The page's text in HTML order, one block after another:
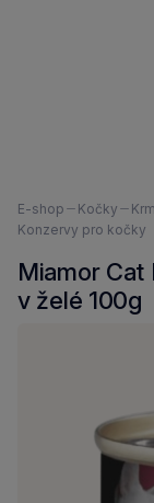
Nacházíte
se
E-shop Kočky
Konzervy pro kočky
Miamor Cat
v želé 100g